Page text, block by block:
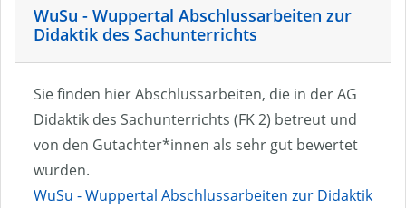
WuSu - Wuppertal Abschlussarbeiten zur
Didaktik des Sachunterrichts
Sie finden hier Abschlussarbeiten, die in der AG
Didaktik des Sachunterrichts (FK 2) betreut und
von den Gutachter*innen als sehr gut bewertet
wurden.
WuSu - Wuppertal Abschlussarbeiten zur Didaktik